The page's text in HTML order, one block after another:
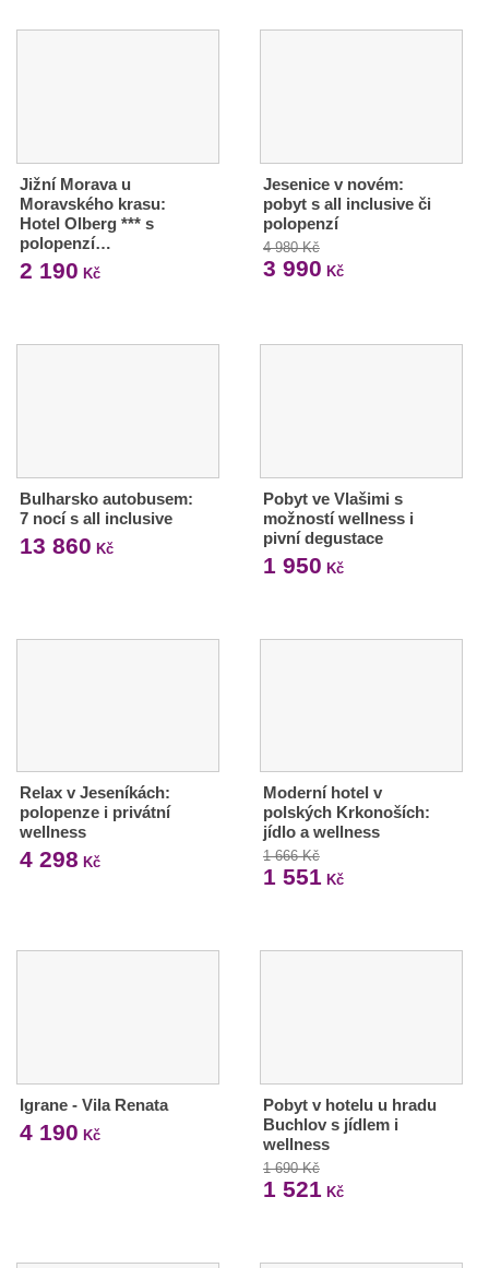
Jižní Morava u
Moravského krasu:
Hotel Olberg *** s
polopenzí…
2 190 Kč
Jesenice v novém:
pobyt s all inclusive či
polopenzí
4 980 Kč
3 990 Kč
Bulharsko autobusem:
7 nocí s all inclusive
13 860 Kč
Pobyt ve Vlašimi s
možností wellness i
pivní degustace
1 950 Kč
Relax v Jeseníkách:
polopenze i privátní
wellness
4 298 Kč
Moderní hotel v
polských Krkonoších:
jídlo a wellness
1 666 Kč
1 551 Kč
Igrane - Vila Renata
4 190 Kč
Pobyt v hotelu u hradu
Buchlov s jídlem i
wellness
1 690 Kč
1 521 Kč